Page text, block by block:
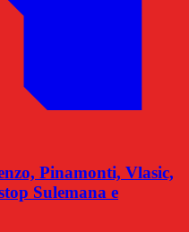
Pinamonti, Vlasic,
Sulemana e